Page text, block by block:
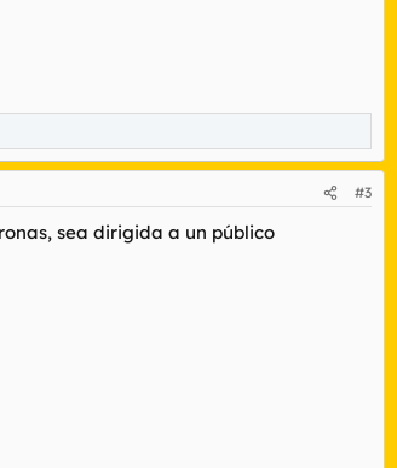
#3
sea dirigida a un público